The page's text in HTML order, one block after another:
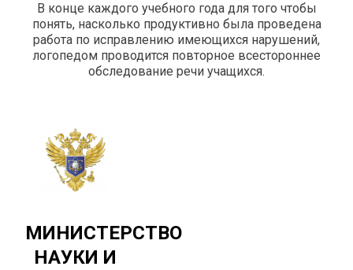
В конце каждого учебного года для того чтобы
понять, насколько продуктивно была проведена
работа по исправлению имеющихся нарушений,
логопедом проводится повторное всестороннее
обследование речи учащихся.
МИНИСТЕРСТВО
НАУКИ И